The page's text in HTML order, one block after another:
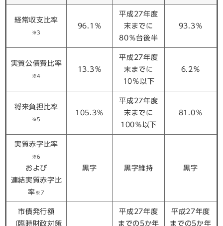
経常収支比率
※3
96.1％
平成27年度
末までに
80％台後半
93.3％
実質公債費比率
※4
13.3％
平成27年度
末までに
10％以下
6.2％
将来負担比率
※5
105.3％
平成27年度
末までに
100％以下
81.0％
実質赤字比率
※6
および
連結実質赤字比
率 ※7
黒字 黒字維持 黒字
市債発行額
（臨時財政対策
平成27年度
までの5か年
平成27年度
までの5か年